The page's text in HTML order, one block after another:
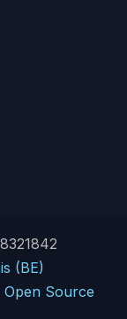
(BE)
Open Source